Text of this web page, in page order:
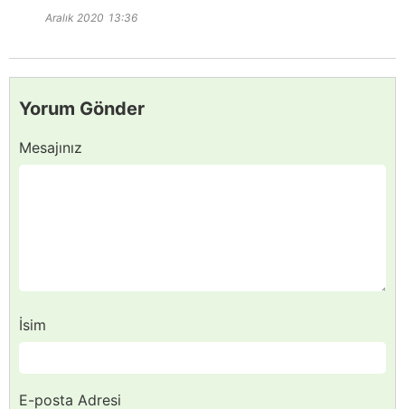
Aralık 2020 13:36
Yorum Gönder
Mesajınız
İsim
E-posta Adresi